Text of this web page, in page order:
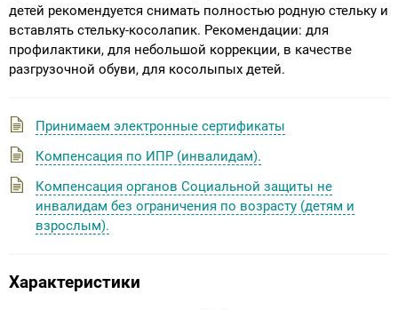
детей рекомендуется снимать полностью родную стельку и
вставлять стельку-косолапик. Рекомендации: для
профилактики, для небольшой коррекции, в качестве
разгрузочной обуви, для косолыпых детей.
Принимаем электронные сертификаты
Компенсация по ИПР (инвалидам).
Компенсация органов Социальной защиты не
инвалидам без ограничения по возрасту (детям и
взрослым).
Характеристики